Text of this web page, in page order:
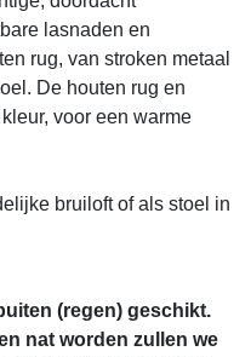
lasnaden en
rug, van stroken metaal
De houten rug en
voor een warme
bruiloft of als stoel in
(regen) geschikt.
nat worden zullen we